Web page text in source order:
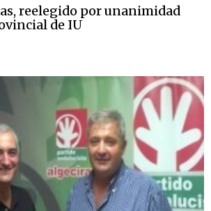
reelegido por unanimidad
de IU